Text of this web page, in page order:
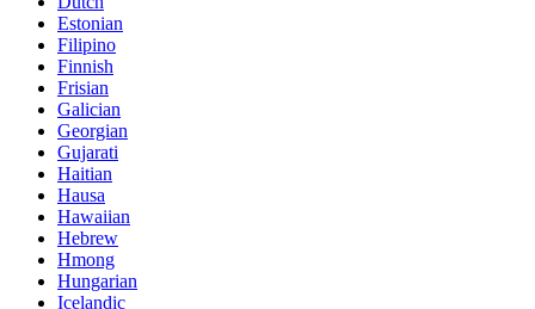
Estonian
Filipino
Finnish
Frisian
Galician
Georgian
Gujarati
Haitian
Hausa
Hawaiian
Hebrew
Hmong
Hungarian
Icelandic